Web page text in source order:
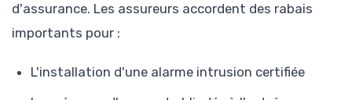
d'assurance. Les assureurs accordent des rabais
importants pour :
L'installation d'une alarme intrusion certifiée